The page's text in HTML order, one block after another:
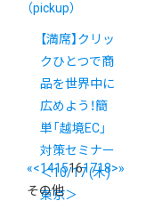
（pickup）
【満席】クリッ
クひとつで商
品を世界中に
広めよう！簡
単「越境EC」
対策セミナー
＜10/17 (木)
東京＞
«<1415161718>»
その他